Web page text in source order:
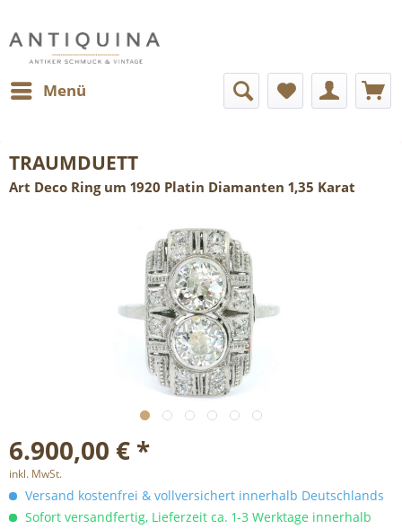
Menü
TRAUMDUETT
Art Deco Ring um 1920 Platin Diamanten 1,35 Karat
6.900,00 € *
inkl. MwSt.
Versand kostenfrei & vollversichert innerhalb Deutschlands
Sofort versandfertig, Lieferzeit ca. 1-3 Werktage innerhalb